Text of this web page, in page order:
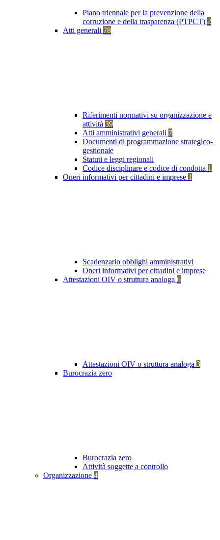
Piano triennale per la prevenzione della
corruzione e della trasparenza (PTPCT) 2
Atti generali 78
Riferimenti normativi su organizzazione e
attività 39
Atti amministrativi generali 7
Documenti di programmazione strategico-
gestionale
Statuti e leggi regionali
Codice disciplinare e codice di condotta 1
Oneri informativi per cittadini e imprese 1
Scadenzario obblighi amministrativi
Oneri informativi per cittadini e imprese
Attestazioni OIV o struttura analoga 6
Attestazioni OIV o struttura analoga 3
Burocrazia zero
Burocrazia zero
Attività soggette a controllo
Organizzazione 4